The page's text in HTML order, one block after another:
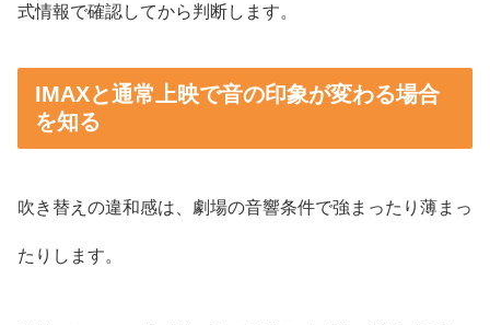
式情報で確認してから判断します。
IMAXと通常上映で音の印象が変わる場合
を知る
吹き替えの違和感は、劇場の音響条件で強まったり薄まっ
たりします。